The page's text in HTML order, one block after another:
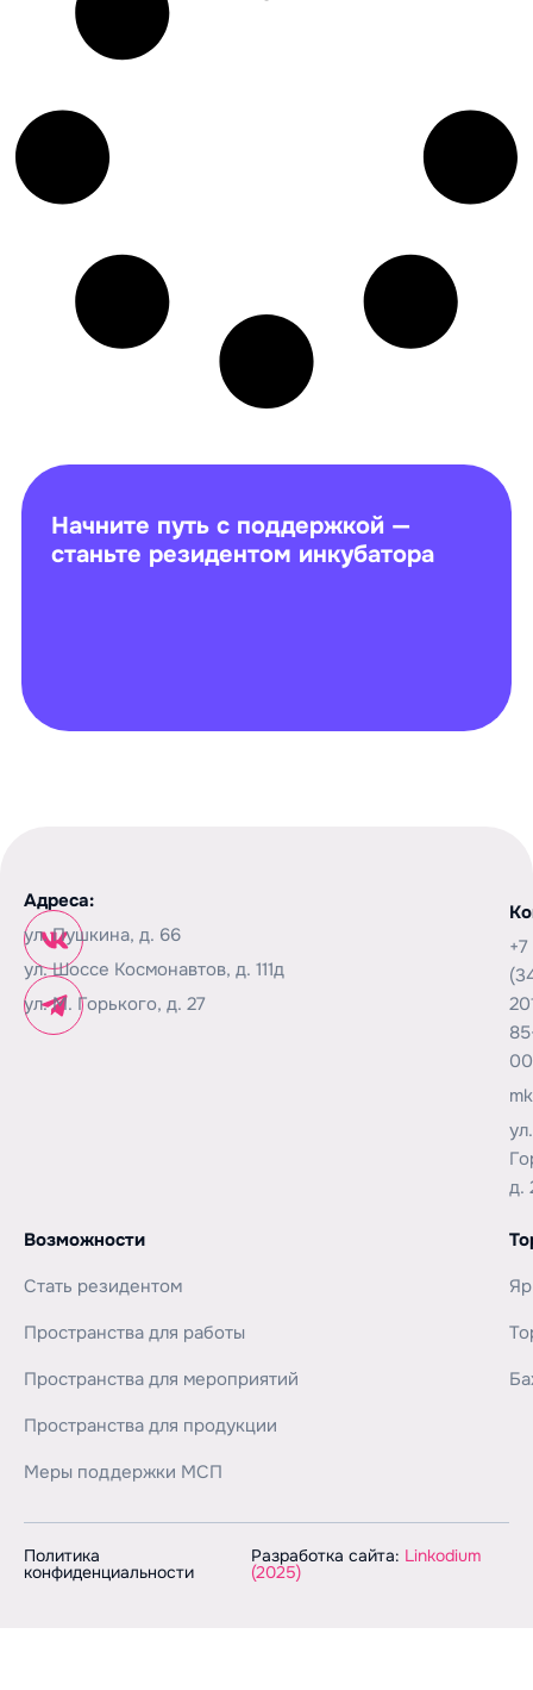
Начните путь с поддержкой —
станьте резидентом инкубатора
Адреса:
ул. Пушкина, д. 66
ул. Шоссе Космонавтов, д. 111д
ул. М. Горького, д. 27
+7
00
д.
Возможности
Стать резидентом
Пространства для работы
Пространства для мероприятий
Пространства для продукции
Меры поддержки МСП
Политика
конфиденциальности
Разработка сайта: Linkodium
(2025)